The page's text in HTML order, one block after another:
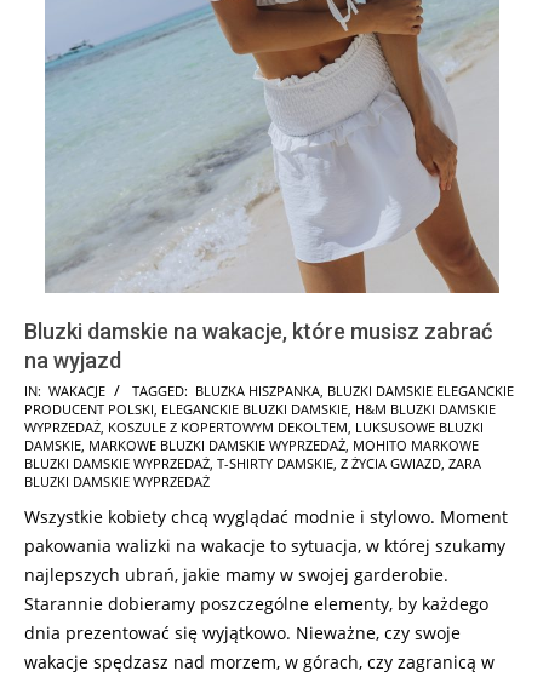
Bluzki damskie na wakacje, które musisz zabrać
na wyjazd
2025-
07-
10
IN: WAKACJE TAGGED: BLUZKA HISZPANKA BLUZKI DAMSKIE ELEGANCKIE
PRODUCENT POLSKI ELEGANCKIE BLUZKI DAMSKIE H&M BLUZKI DAMSKIE
WYPRZEDAŻ KOSZULE Z KOPERTOWYM DEKOLTEM LUKSUSOWE BLUZKI
DAMSKIE MARKOWE BLUZKI DAMSKIE WYPRZEDAŻ MOHITO MARKOWE
BLUZKI DAMSKIE WYPRZEDAŻ T-SHIRTY DAMSKIE Z ŻYCIA GWIAZD ZARA
BLUZKI DAMSKIE WYPRZEDAŻ
Wszystkie kobiety chcą wyglądać modnie i stylowo. Moment
pakowania walizki na wakacje to sytuacja, w której szukamy
najlepszych ubrań, jakie mamy w swojej garderobie.
Starannie dobieramy poszczególne elementy, by każdego
dnia prezentować się wyjątkowo. Nieważne, czy swoje
wakacje spędzasz nad morzem, w górach, czy zagranicą w